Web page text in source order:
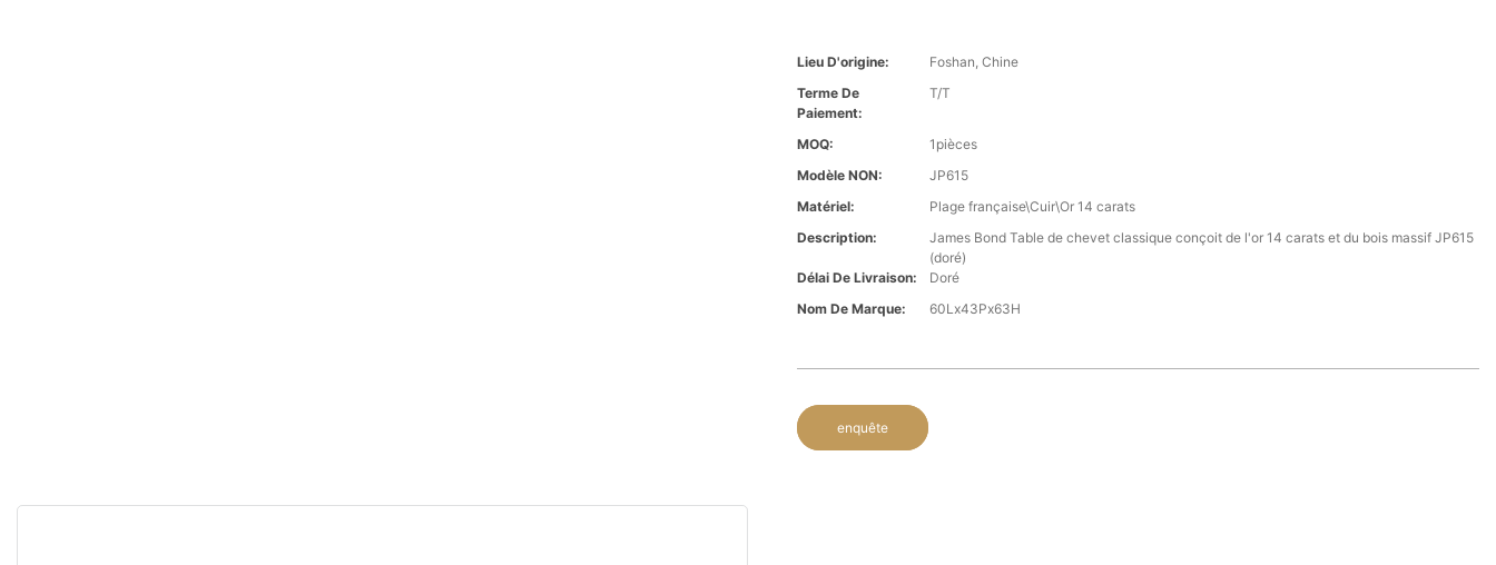
Lieu D'origine:
Foshan, Chine
Terme De
Paiement:
T/T
MOQ:
1pièces
Modèle NON:
JP615
Matériel:
Plage française\Cuir\Or 14 carats
Description:
James Bond Table de chevet classique conçoit de l'or 14 carats et du bois massif JP615
(doré)
Délai De Livraison:
Doré
Nom De Marque:
60Lx43Px63H
enquête